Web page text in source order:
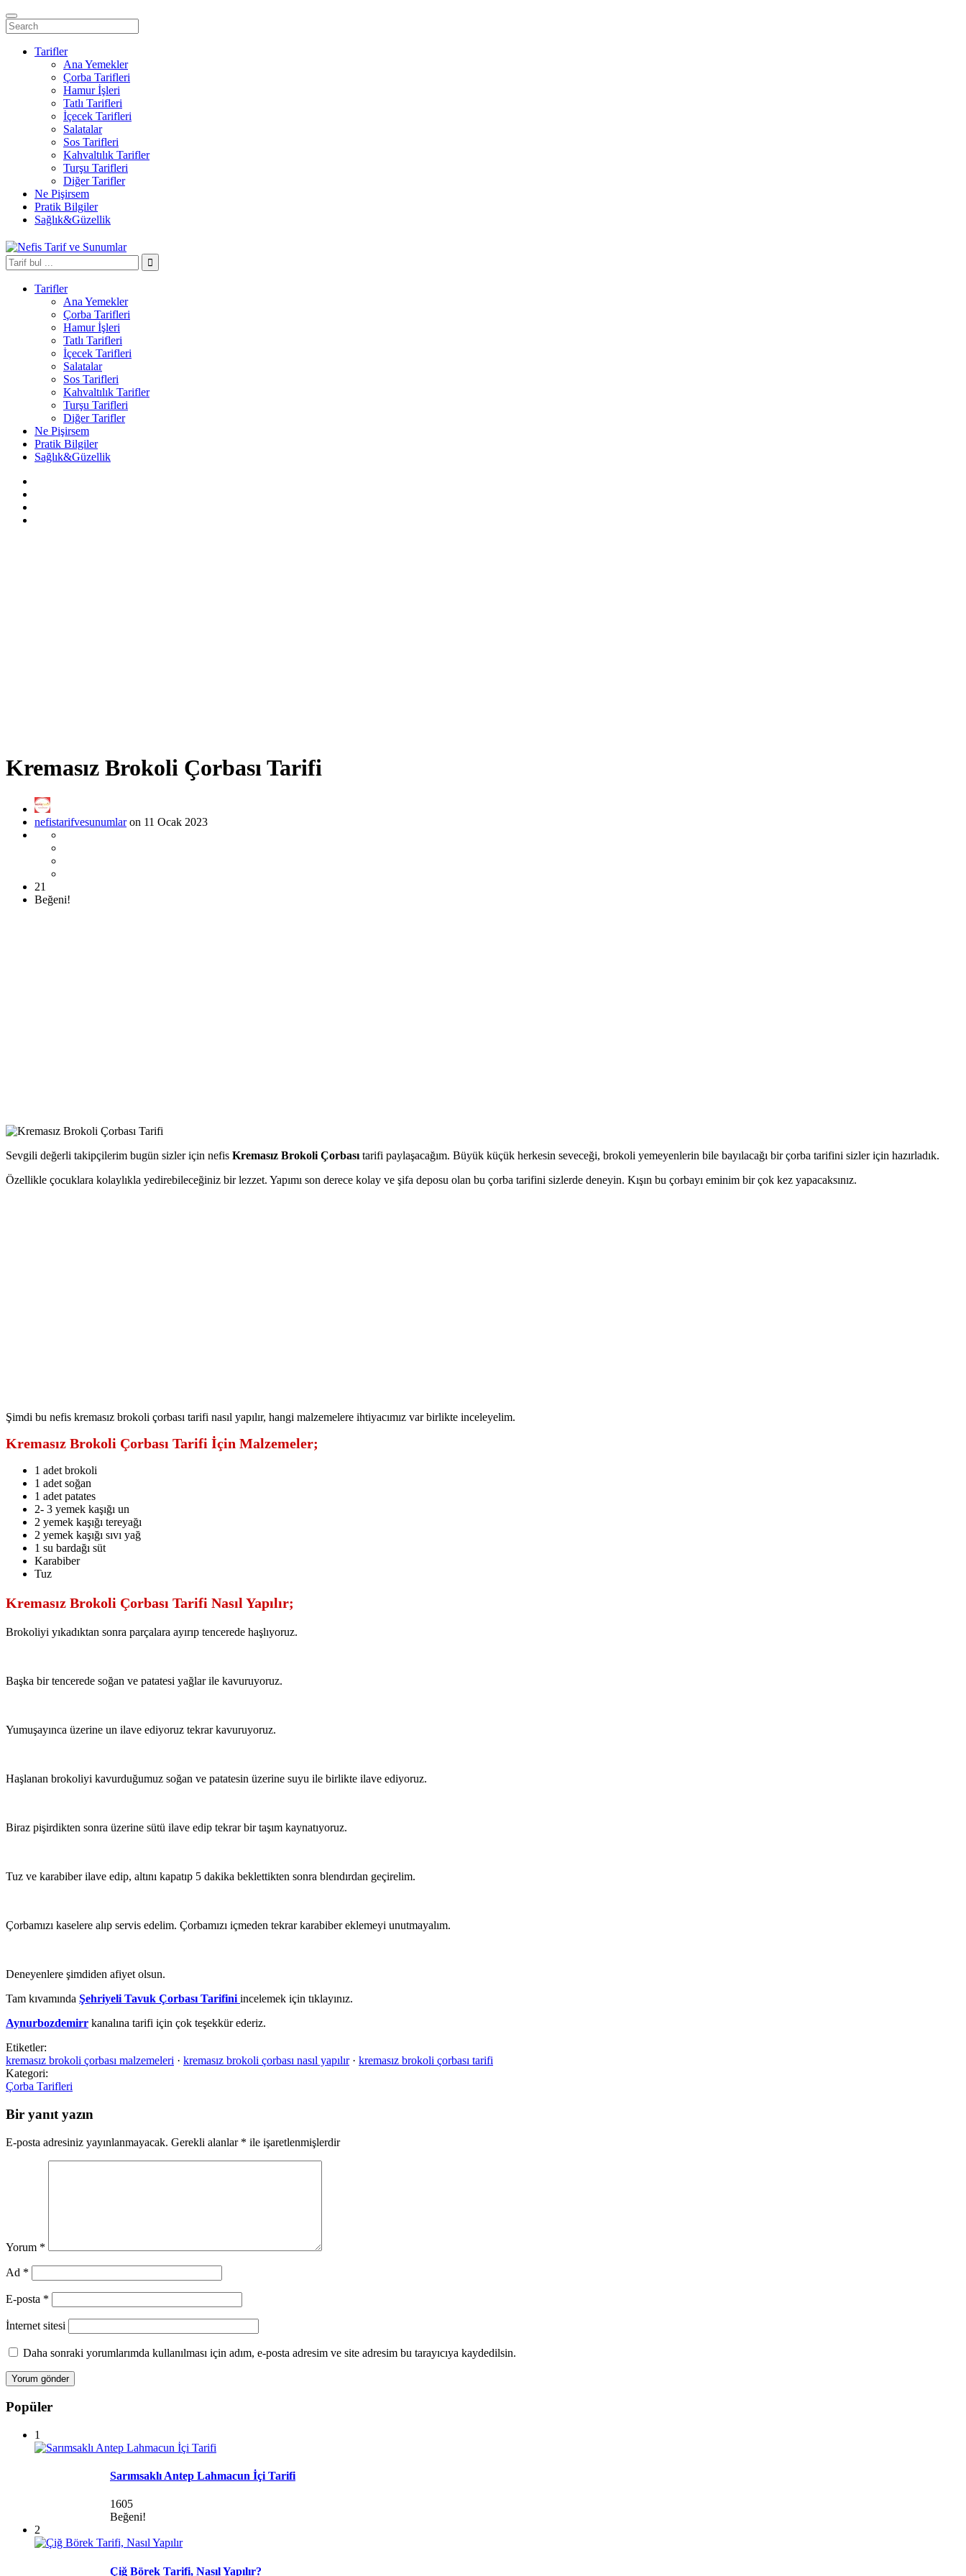
Tarifler
Ana Yemekler
Çorba Tarifleri
Hamur İşleri
Tatlı Tarifleri
İçecek Tarifleri
Salatalar
Sos Tarifleri
Kahvaltılık Tarifler
Turşu Tarifleri
Diğer Tarifler
Ne Pişirsem
Pratik Bilgiler
Sağlık&Güzellik
Tarifler
Ana Yemekler
Çorba Tarifleri
Hamur İşleri
Tatlı Tarifleri
İçecek Tarifleri
Salatalar
Sos Tarifleri
Kahvaltılık Tarifler
Turşu Tarifleri
Diğer Tarifler
Ne Pişirsem
Pratik Bilgiler
Sağlık&Güzellik
Kremasız Brokoli Çorbası Tarifi
nefistarifvesunumlaron 11 Ocak 2023
21
Beğeni!
Sevgili değerli takipçilerim bugün sizler için nefis Kremasız Brokoli Çorbası tarifi paylaşacağım. Büyük küçük herkesin seveceği, brokoli yemeyenlerin bile bayılacağı bir çorba tarifini sizler için hazırladık.
Özellikle çocuklara kolaylıkla yedirebileceğiniz bir lezzet. Yapımı son derece kolay ve şifa deposu olan bu çorba tarifini sizlerde deneyin. Kışın bu çorbayı eminim bir çok kez yapacaksınız.
Şimdi bu nefis kremasız brokoli çorbası tarifi nasıl yapılır, hangi malzemelere ihtiyacımız var birlikte inceleyelim.
Kremasız Brokoli Çorbası Tarifi İçin Malzemeler;
1 adet brokoli
1 adet soğan
1 adet patates
2- 3 yemek kaşığı un
2 yemek kaşığı tereyağı
2 yemek kaşığı sıvı yağ
1 su bardağı süt
Karabiber
Tuz
Kremasız Brokoli Çorbası Tarifi Nasıl Yapılır;
Brokoliyi yıkadıktan sonra parçalara ayırıp tencerede haşlıyoruz.
Başka bir tencerede soğan ve patatesi yağlar ile kavuruyoruz.
Yumuşayınca üzerine un ilave ediyoruz tekrar kavuruyoruz.
Haşlanan brokoliyi kavurduğumuz soğan ve patatesin üzerine suyu ile birlikte ilave ediyoruz.
Biraz pişirdikten sonra üzerine sütü ilave edip tekrar bir taşım kaynatıyoruz.
Tuz ve karabiber ilave edip, altını kapatıp 5 dakika beklettikten sonra blendırdan geçirelim.
Çorbamızı kaselere alıp servis edelim. Çorbamızı içmeden tekrar karabiber eklemeyi unutmayalım.
Deneyenlere şimdiden afiyet olsun.
Tam kıvamında Şehriyeli Tavuk Çorbası Tarifini incelemek için tıklayınız.
Aynurbozdemirr kanalına tarifi için çok teşekkür ederiz.
Etiketler:
kremasız brokoli çorbası malzemeleri · kremasız brokoli çorbası nasıl yapılır· kremasız brokoli çorbası tarifi
Kategori:
Çorba Tarifleri
Bir yanıt yazın
E-posta adresiniz yayınlanmayacak. Gerekli alanlar * ile işaretlenmişlerdir
Yorum *
Ad *
E-posta *
İnternet sitesi
Daha sonraki yorumlarımda kullanılması için adım, e-posta adresim ve site adresim bu tarayıcıya kaydedilsin.
Popüler
1
Sarımsaklı Antep Lahmacun İçi Tarifi
1605
Beğeni!
2
Çiğ Börek Tarifi, Nasıl Yapılır?